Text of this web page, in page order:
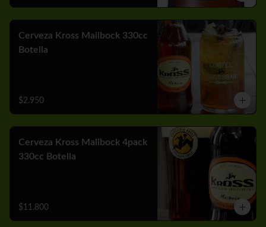
Cerveza Kross Mailbock 330cc
Botella
$2.950
Cerveza Kross Malibock 4pack
330cc Botella
$11.800